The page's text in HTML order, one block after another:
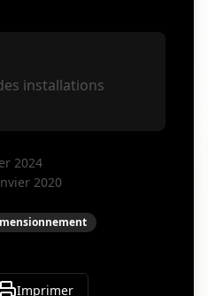
installations
2024
2020
Imprimer